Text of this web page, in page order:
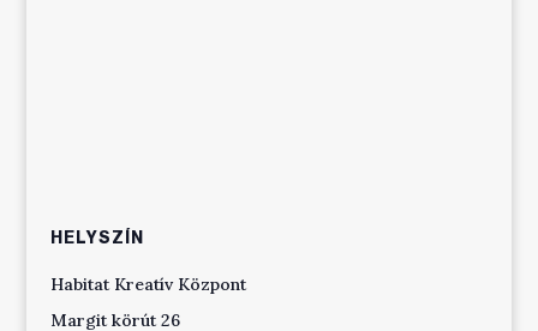
HELYSZÍN
Habitat Kreatív Központ
Margit körút 26